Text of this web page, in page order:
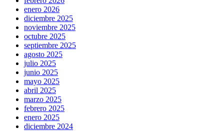
enero 2026
diciembre 2025
noviembre 2025
octubre 2025
septiembre 2025
agosto 2025
julio 2025
junio 2025
mayo 2025
abril 2025
marzo 2025
febrero 2025
enero 2025
diciembre 2024